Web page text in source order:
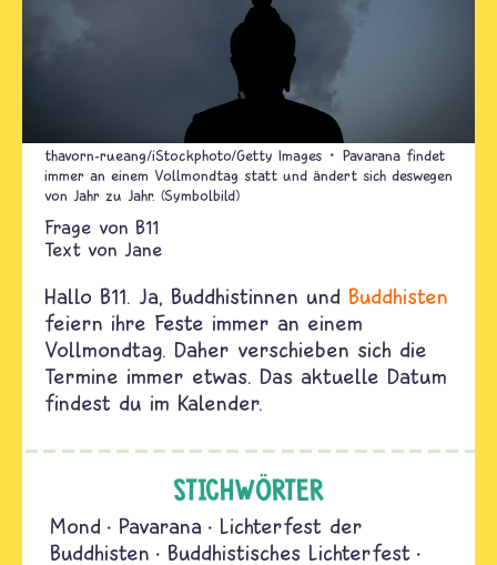
thavorn-rueang/iStockphoto/Getty Images
Pavarana findet
immer an einem Vollmondtag statt und ändert sich deswegen
von Jahr zu Jahr. (Symbolbild)
B11
Text von Jane
Hallo B11. Ja, Buddhistinnen und Buddhisten
feiern ihre Feste immer an einem
Vollmondtag. Daher verschieben sich die
Termine immer etwas. Das aktuelle Datum
findest du im Kalender.
STICHWÖRTER
Mond Pavarana
Lichterfest der
Buddhisten
Buddhistisches Lichterfest